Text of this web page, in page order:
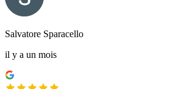
Salvatore Sparacello
il y a un mois